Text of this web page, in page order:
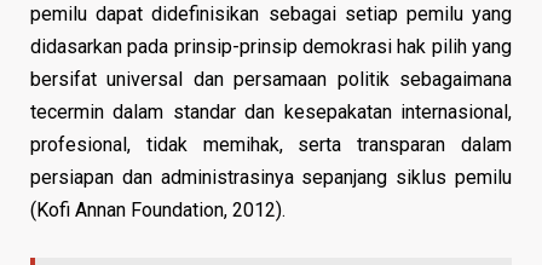
pemilu dapat didefinisikan sebagai setiap pemilu yang
didasarkan pada prinsip-prinsip demokrasi hak pilih yang
bersifat universal dan persamaan politik sebagaimana
tecermin dalam standar dan kesepakatan internasional,
profesional, tidak memihak, serta transparan dalam
persiapan dan administrasinya sepanjang siklus pemilu
(Kofi Annan Foundation, 2012).